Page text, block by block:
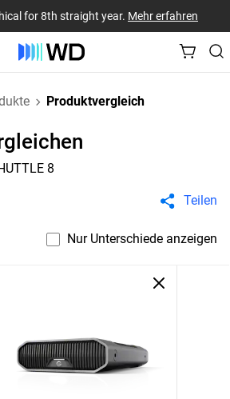
for 8th straight year. Mehr erfahren
Produktvergleich
8
Teilen
Nur Unterschiede anzeigen